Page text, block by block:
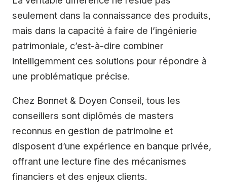
seulement dans la connaissance des produits,
mais dans la capacité à faire de l’ingénierie
patrimoniale, c’est-à-dire combiner
intelligemment ces solutions pour répondre à
une problématique précise.
Chez Bonnet & Doyen Conseil, tous les
conseillers sont diplômés de masters
reconnus en gestion de patrimoine et
disposent d’une expérience en banque privée,
offrant une lecture fine des mécanismes
financiers et des enjeux clients.